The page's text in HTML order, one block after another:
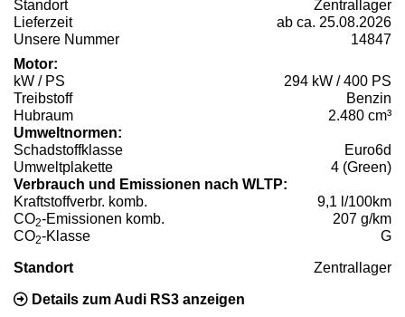
Standort
Zentrallager
Lieferzeit
ab ca. 25.08.2026
Unsere Nummer
14847
Motor:
kW / PS
294 kW / 400 PS
Treibstoff
Benzin
Hubraum
2.480 cm³
Umweltnormen:
Schadstoffklasse
Euro6d
Umweltplakette
4 (Green)
Verbrauch und Emissionen nach WLTP:
Kraftstoffverbr. komb.
9,1 l/100km
CO2-Emissionen komb.
207 g/km
CO2-Klasse G
Standort Zentrallager
Details zum Audi RS3 anzeigen